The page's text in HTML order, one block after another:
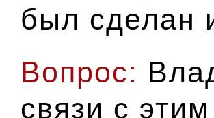
был сделан
Вопрос:
связи с